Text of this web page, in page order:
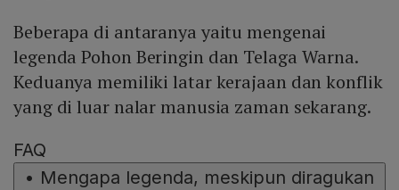
Beberapa di antaranya yaitu mengenai
legenda Pohon Beringin dan Telaga Warna.
Keduanya memiliki latar kerajaan dan konflik
yang di luar nalar manusia zaman sekarang.
FAQ
• Mengapa legenda, meskipun diragukan